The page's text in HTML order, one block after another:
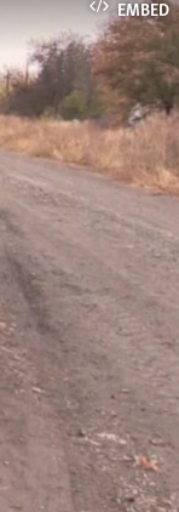
EMBED